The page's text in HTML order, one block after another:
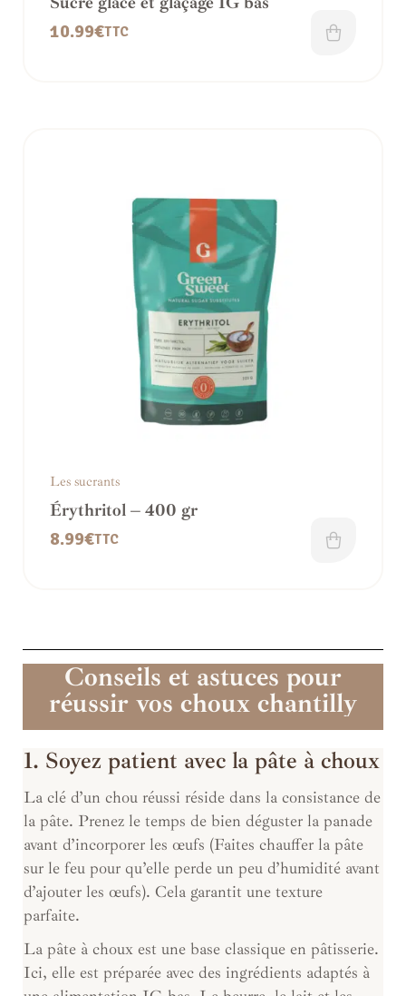
10.99€TTC
Les sucrants
Érythritol – 400 gr
8.99€TTC
Conseils et astuces pour
réussir vos choux chantilly
1. Soyez patient avec la pâte à choux
La clé d’un chou réussi réside dans la consistance de
la pâte. Prenez le temps de bien déguster la panade
avant d’incorporer les œufs (Faites chauffer la pâte
sur le feu pour qu’elle perde un peu d’humidité avant
d’ajouter les œufs). Cela garantit une texture
parfaite.
La pâte à choux est une base classique en pâtisserie.
Ici, elle est préparée avec des ingrédients adaptés à